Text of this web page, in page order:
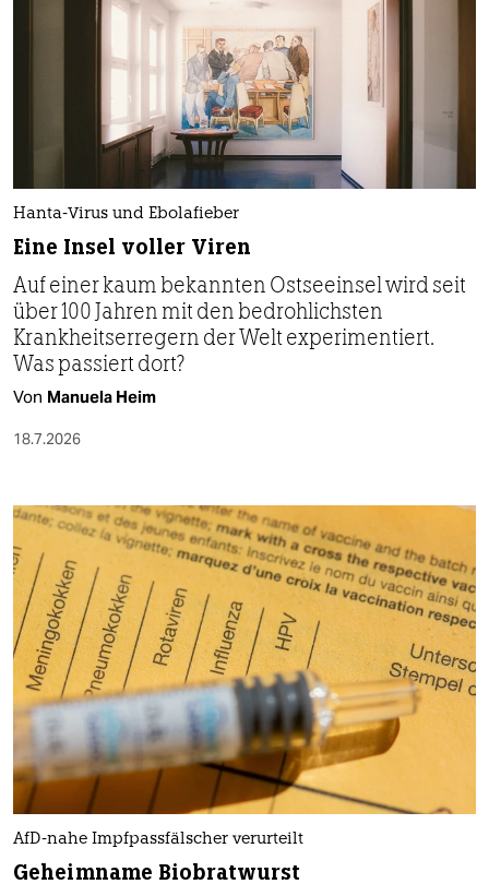
Hanta-Virus und Ebolafieber
Eine Insel voller Viren
Auf einer kaum bekannten Ostseeinsel wird seit
über 100 Jahren mit den bedrohlichsten
Krankheitserregern der Welt experimentiert.
Was passiert dort?
Von Manuela Heim
18.7.2026
AfD-nahe Impfpassfälscher verurteilt
Geheimname Biobratwurst